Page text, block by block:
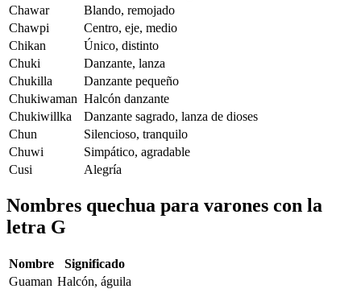
Chawar
Blando, remojado
Chawpi
Centro, eje, medio
Chikan
Único, distinto
Chuki
Danzante, lanza
Chukilla
Danzante pequeño
Chukiwaman Halcón danzante
Chukiwillka
Danzante sagrado, lanza de dioses
Chun
Silencioso, tranquilo
Chuwi
Simpático, agradable
Cusi
Alegría
Nombres quechua para varones con la
letra G
Nombre
Significado
Guaman Halcón, águila